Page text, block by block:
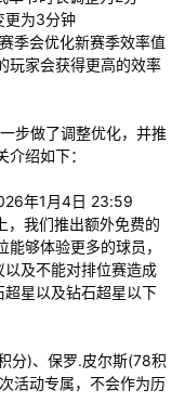
更为3分钟
季会优化新赛季效率值
玩家会获得更高的效率
步做了调整优化，并推
绍如下：
年1月4日 23:59
，我们推出额外免费的
够体验更多的球员，
及不能对排位赛造成
星以及钻石超星以下
分)、保罗.皮尔斯(78积
活动专属，不会作为历